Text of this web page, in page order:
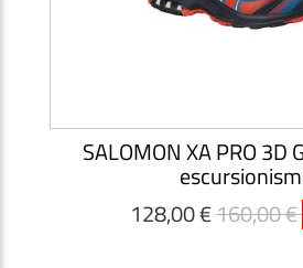
SALOMON XA PRO 3D
128,00 €160,00 €